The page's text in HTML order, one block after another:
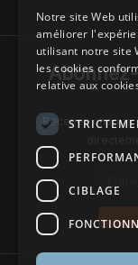
Recevez chaque
Notre site Web
améliorer
utilisant notre site
les cookies
relative aux
CIBLAGE